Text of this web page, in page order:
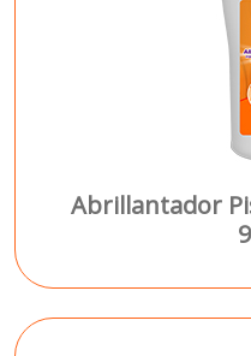
Abrillantador